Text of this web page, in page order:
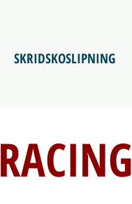
SKRIDSKOSLIPNING